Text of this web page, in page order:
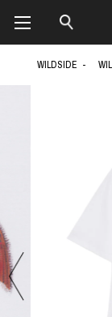
WILDSIDE